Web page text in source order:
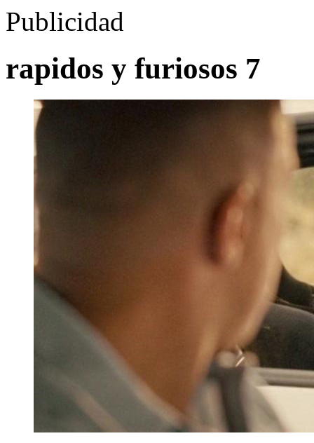
Publicidad
rapidos y furiosos 7